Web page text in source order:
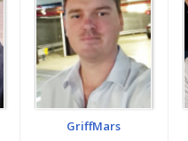
GriffMars